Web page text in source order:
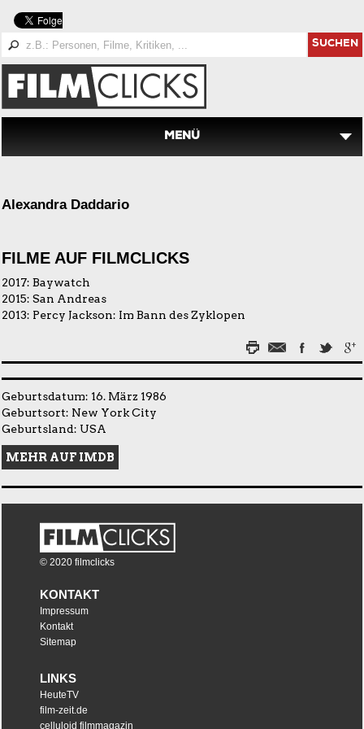
SUCHEN
MENÜ
Alexandra Daddario
FILME AUF FILMCLICKS
2017: Baywatch
2015: San Andreas
2013: Percy Jackson: Im Bann des Zyklopen
Geburtsdatum: 16. März 1986
Geburtsort: New York City
Geburtsland: USA
MEHR AUF IMDB
© 2020 filmclicks
KONTAKT
Impressum
Kontakt
Sitemap
LINKS
HeuteTV
film-zeit.de
celluloid filmmagazin